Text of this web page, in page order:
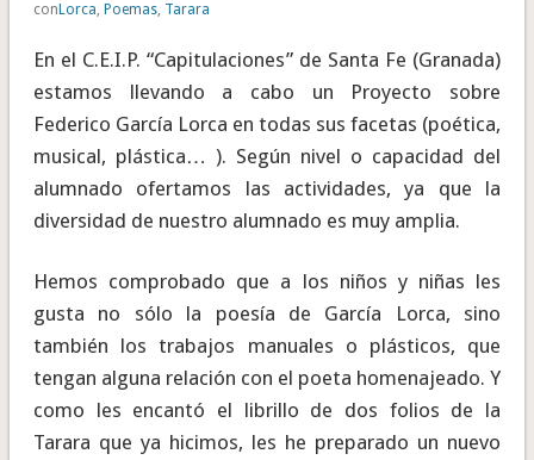
con Lorca, Poemas, Tarara
En el C.E.I.P. “Capitulaciones” de Santa Fe (Granada)
estamos llevando a cabo un Proyecto sobre
Federico García Lorca en todas sus facetas (poética,
musical, plástica… ). Según nivel o capacidad del
alumnado ofertamos las actividades, ya que la
diversidad de nuestro alumnado es muy amplia.
Hemos comprobado que a los niños y niñas les
gusta no sólo la poesía de García Lorca, sino
también los trabajos manuales o plásticos, que
tengan alguna relación con el poeta homenajeado. Y
como les encantó el librillo de dos folios de la
Tarara que ya hicimos, les he preparado un nuevo